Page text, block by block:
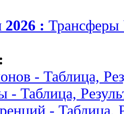
:
- Таблица,
- Таблица,
- Таблица,